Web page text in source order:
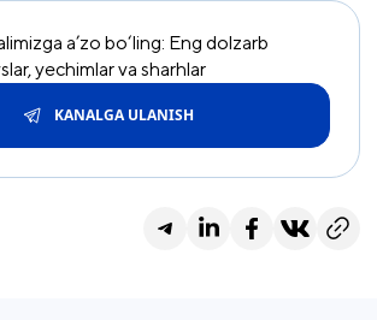
a’zo bo‘ling: Eng dolzarb
yechimlar va sharhlar
KANALGA ULANISH